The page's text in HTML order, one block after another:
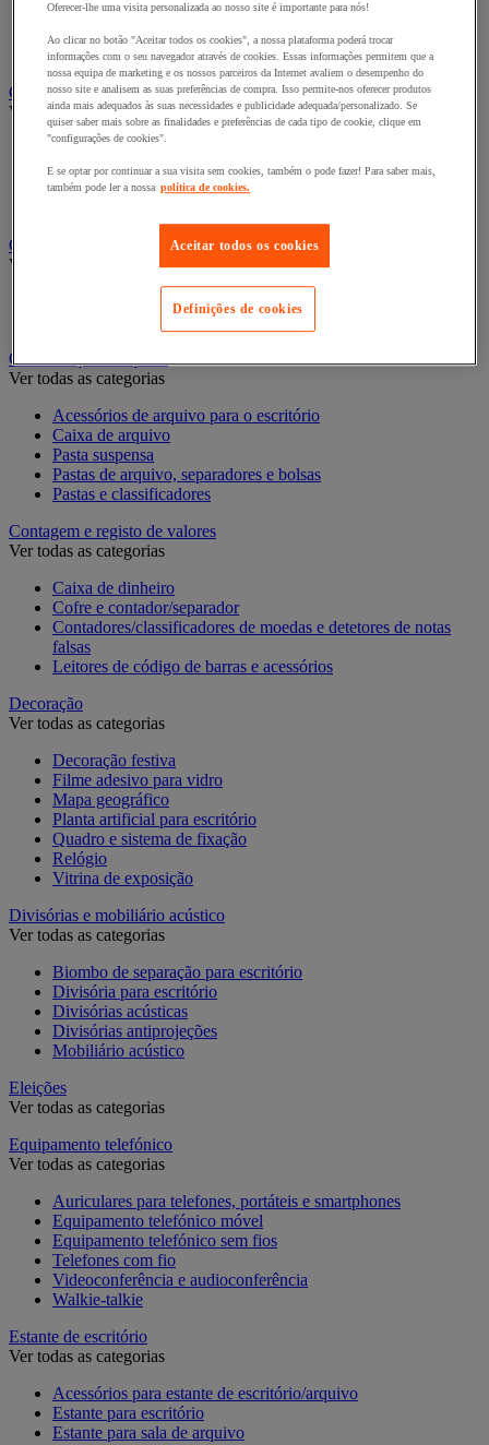
Cabide
Porta-cabides
Suporte guarda-chuvas
Cadeiras, poltronas e cadeirões
Ver todas as categorias
Acessórios para cadeiras de escritório
Cadeira de braços executivo
Cadeira de escritório
Candeeiro
Ver todas as categorias
Candeeiro de escritório
Classificação e arquivo
Ver todas as categorias
Acessórios de arquivo para o escritório
Caixa de arquivo
Pasta suspensa
Pastas de arquivo, separadores e bolsas
Pastas e classificadores
Contagem e registo de valores
Ver todas as categorias
Caixa de dinheiro
Cofre e contador/separador
Contadores/classificadores de moedas e detetores de notas
falsas
Leitores de código de barras e acessórios
Decoração
Ver todas as categorias
Decoração festiva
Filme adesivo para vidro
Mapa geográfico
Planta artificial para escritório
Quadro e sistema de fixação
Relógio
Vitrina de exposição
Divisórias e mobiliário acústico
Ver todas as categorias
Biombo de separação para escritório
Divisória para escritório
Divisórias acústicas
Divisórias antiprojeções
Mobiliário acústico
Eleições
Ver todas as categorias
Equipamento telefónico
Ver todas as categorias
Auriculares para telefones, portáteis e smartphones
Equipamento telefónico móvel
Equipamento telefónico sem fios
Telefones com fio
Videoconferência e audioconferência
Walkie-talkie
Estante de escritório
Ver todas as categorias
Acessórios para estante de escritório/arquivo
Estante para escritório
Estante para sala de arquivo
Oferecer-lhe uma visita personalizada ao nosso site é importante para nós!
Ao clicar no botão "Aceitar todos os cookies", a nossa plataforma poderá trocar
informações com o seu navegador através de cookies. Essas informações permitem que a
nossa equipa de marketing e os nossos parceiros da Internet avaliem o desempenho do
nosso site e analisem as suas preferências de compra. Isso permite-nos oferecer produtos
ainda mais adequados às suas necessidades e publicidade adequada/personalizado. Se
quiser saber mais sobre as finalidades e preferências de cada tipo de cookie, clique em
"configurações de cookies".
E se optar por continuar a sua visita sem cookies, também o pode fazer! Para saber mais,
também pode ler a nossa política de cookies.
Aceitar todos os cookies
Definições de cookies